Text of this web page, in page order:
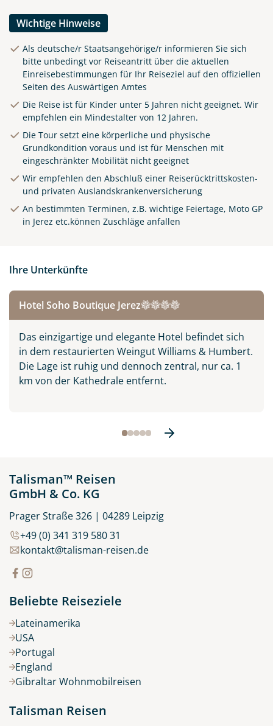
Alhambra in Granada,
Spanien
© Ievgen Skrypko - stock.adobe.com
Wichtige Hinweise
Als deutsche/r Staatsangehörige/r informieren Sie sich
bitte unbedingt vor Reiseantritt über die aktuellen
Einreisebestimmungen für Ihr Reiseziel auf den offiziellen
Seiten des Auswärtigen Amtes
Die Reise ist für Kinder unter 5 Jahren nicht geeignet. Wir
empfehlen ein Mindestalter von 12 Jahren.
Die Tour setzt eine körperliche und physische
Grundkondition voraus und ist für Menschen mit
eingeschränkter Mobilität nicht geeignet
Wir empfehlen den Abschluß einer Reiserücktrittskosten-
und privaten Auslandskrankenversicherung
An bestimmten Terminen, z.B. wichtige Feiertage, Moto GP
in Jerez etc.können Zuschläge anfallen
Ihre Unterkünfte
Hotel Soho Boutique Jerez
Das einzigartige und elegante Hotel befindet sich
in dem restaurierten Weingut Williams & Humbert.
Die Lage ist ruhig und dennoch zentral, nur ca. 1
km von der Kathedrale entfernt.
Talisman™ Reisen
GmbH & Co. KG
Prager Straße 326 | 04289 Leipzig
+49 (0) 341 319 580 31
kontakt@talisman-reisen.de
Beliebte Reiseziele
Lateinamerika
USA
Portugal
England
Gibraltar Wohnmobilreisen
Talisman Reisen